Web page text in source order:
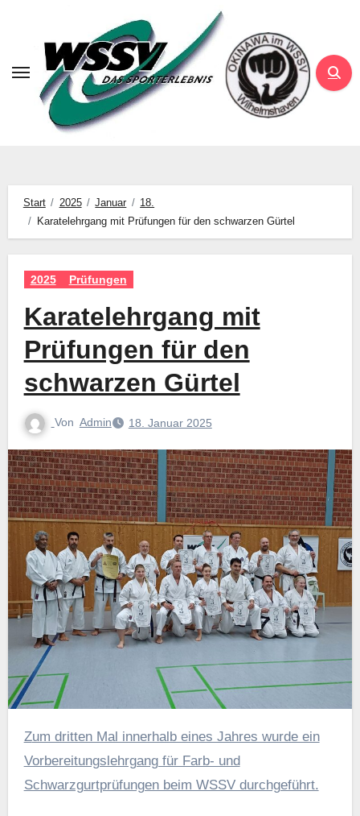
springen
Start 2025 Januar
18.
Karatelehrgang mit Prüfungen für den schwarzen Gürtel
2025 Prüfungen
Karatelehrgang mit
Prüfungen für den
schwarzen Gürtel
Von Admin 18. Januar 2025
Zum dritten Mal innerhalb eines Jahres wurde ein
Vorbereitungslehrgang für Farb- und
Schwarzgurtprüfungen beim WSSV durchgeführt.